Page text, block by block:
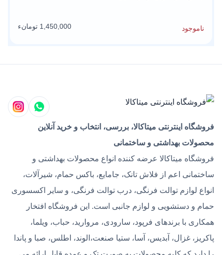
ناموجود 1,450,000 تومانء
فروشگاه اینترنتی میتاکالا، بررسی، انتخاب و خرید آنلاین
محصولات بهداشتی و ساختمانی
فروشگاه میتاکالا عرضه کننده انواع محصولات بهداشتی و
ساختمانی اعم از فلاش تانک، جامایع، باکس حمام، شیرآلات،
انواع لوازم توالت فرنگی، درب توالت فرنگی، و سایر اکسسوری
حمام و دستشویی و لوازم جانبی است. این فروشگاه افتخار
همکاری با برندهای فرپود، سارودی، مروارید، حباب، ویلما،
پاکریز، غزال، آبدیس، آسا، ستیا صنعت،الوند، اطلس، صبا و پاندا